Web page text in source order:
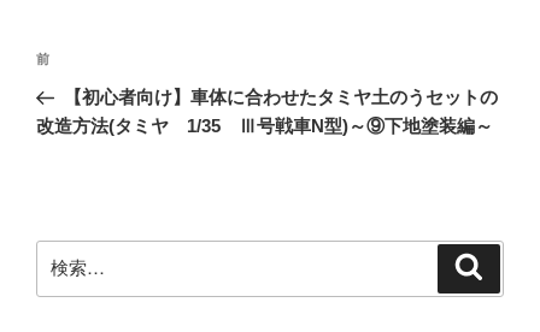
投
ナ
シ
ョ
前
の
投
前
【初心者向け】車体に合わせたタミヤ土のうセットの
改造方法(タミヤ 1/35 Ⅲ号戦車N型)～⑨下地塗装編～
索: